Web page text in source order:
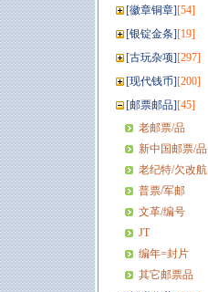
[徽章铜章][54]
[银锭金条][19]
[古玩杂项][297]
[现代钱币][200]
[邮票邮品][45]
老邮票/品
新中国邮票/品
老纪特/欠改航
普票/军邮
文革/编号
JT
编年=封片
其它邮票品